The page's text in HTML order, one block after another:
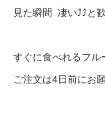
見た瞬間 凄い⤴️⤴️と
すぐに食べれるフル
ご注文は4日前にお